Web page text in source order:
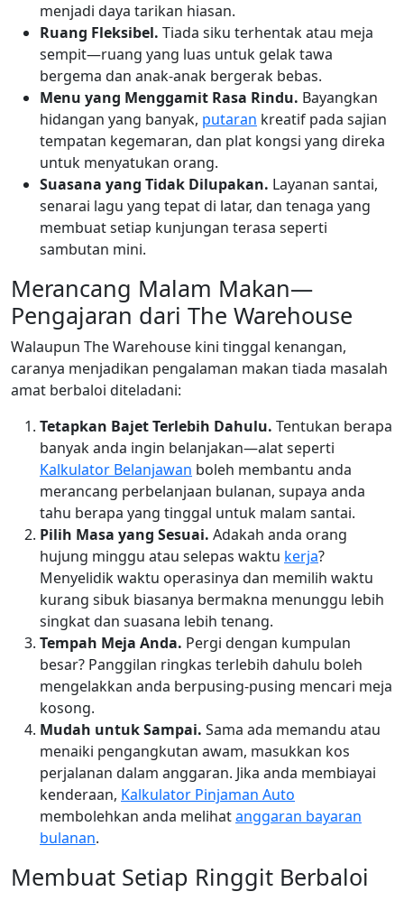
menjadi daya tarikan hiasan.
Ruang Fleksibel. Tiada siku terhentak atau meja
sempit—ruang yang luas untuk gelak tawa
bergema dan anak-anak bergerak bebas.
Menu yang Menggamit Rasa Rindu. Bayangkan
hidangan yang banyak, putaran kreatif pada sajian
tempatan kegemaran, dan plat kongsi yang direka
untuk menyatukan orang.
Suasana yang Tidak Dilupakan. Layanan santai,
senarai lagu yang tepat di latar, dan tenaga yang
membuat setiap kunjungan terasa seperti
sambutan mini.
Merancang Malam Makan—
Pengajaran dari The Warehouse
Walaupun The Warehouse kini tinggal kenangan,
caranya menjadikan pengalaman makan tiada masalah
amat berbaloi diteladani:
Tetapkan Bajet Terlebih Dahulu. Tentukan berapa
banyak anda ingin belanjakan—alat seperti
Kalkulator Belanjawan boleh membantu anda
merancang perbelanjaan bulanan, supaya anda
tahu berapa yang tinggal untuk malam santai.
Pilih Masa yang Sesuai. Adakah anda orang
hujung minggu atau selepas waktu kerja?
Menyelidik waktu operasinya dan memilih waktu
kurang sibuk biasanya bermakna menunggu lebih
singkat dan suasana lebih tenang.
Tempah Meja Anda. Pergi dengan kumpulan
besar? Panggilan ringkas terlebih dahulu boleh
mengelakkan anda berpusing-pusing mencari meja
kosong.
Mudah untuk Sampai. Sama ada memandu atau
menaiki pengangkutan awam, masukkan kos
perjalanan dalam anggaran. Jika anda membiayai
kenderaan, Kalkulator Pinjaman Auto
membolehkan anda melihatanggaran bayaran
bulanan.
Membuat Setiap Ringgit Berbaloi